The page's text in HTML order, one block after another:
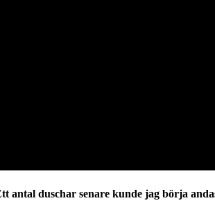
antal duschar senare kunde jag börja